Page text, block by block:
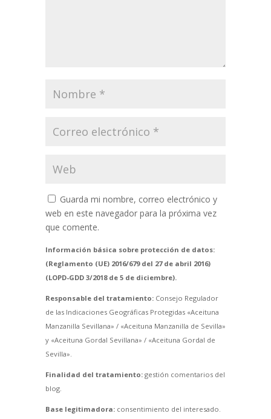
Guarda mi nombre, correo electrónico y
web en este navegador para la próxima vez
que comente.
Información básica sobre protección de datos:
(Reglamento (UE) 2016/679 del 27 de abril 2016)
(LOPD-GDD 3/2018 de 5 de diciembre).
Responsable del tratamiento:Consejo Regulador
de las Indicaciones Geográficas Protegidas «Aceituna
Manzanilla Sevillana» / «Aceituna Manzanilla de Sevilla»
y «Aceituna Gordal Sevillana» / «Aceituna Gordal de
Sevilla».
Finalidad del tratamiento:gestión comentarios del
blog.
Base legitimadora:consentimiento del interesado.